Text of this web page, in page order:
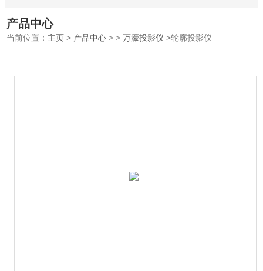
产品中心
当前位置： 主页 > 产品中心 > >万濠投影仪 >轮廓投影仪